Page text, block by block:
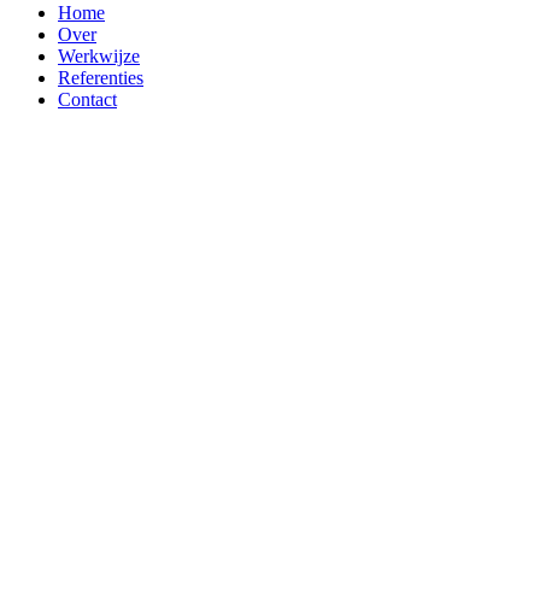
Home
Over
Werkwijze
Referenties
Contact